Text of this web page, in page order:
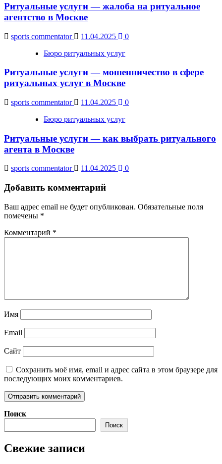
Ритуальные услуги — жалоба на ритуальное
агентство в Москве
sports commentator 11.04.2025
0
Бюро ритуальных услуг
Ритуальные услуги — мошенничество в сфере
ритуальных услуг в Москве
sports commentator 11.04.2025
0
Бюро ритуальных услуг
Ритуальные услуги — как выбрать ритуального
агента в Москве
sports commentator 11.04.2025 0
Добавить комментарий
Ваш адрес email не будет опубликован. Обязательные поля
помечены *
Комментарий *
Имя
Email
Сайт
Сохранить моё имя, email и адрес сайта в этом браузере для
последующих моих комментариев.
Поиск
Поиск
Свежие записи